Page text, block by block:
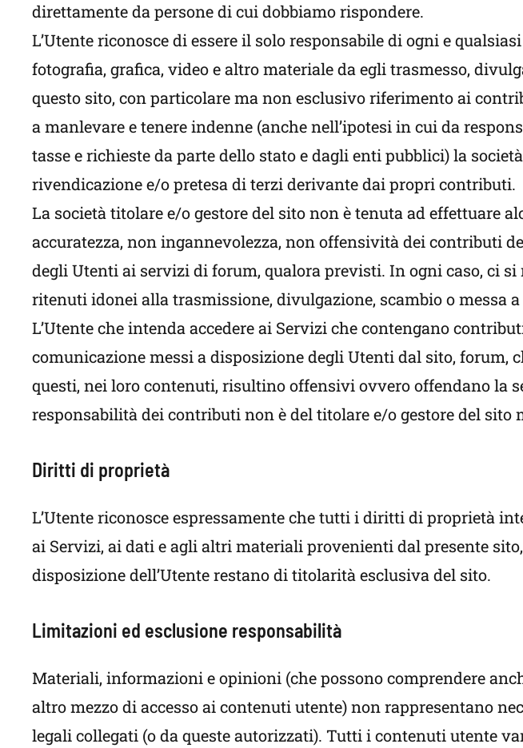
direttamente da persone di cui dobbiamo rispondere.
L’Utente riconosce di essere il solo responsabile di ogni e
fotografia, grafica, video e altro materiale da egli trasmesso,
questo sito, con particolare ma non esclusivo riferimento ai
a manlevare e tenere indenne (anche nell’ipotesi in cui da
tasse e richieste da parte dello stato e dagli enti pubblici) la
rivendicazione e/o pretesa di terzi derivante dai propri contributi.
La società titolare e/o gestore del sito non è tenuta ad effettuare
accuratezza, non ingannevolezza, non offensività dei contributi
degli Utenti ai servizi di forum, qualora previsti. In ogni caso, ci
ritenuti idonei alla trasmissione, divulgazione, scambio o messa
L’Utente che intenda accedere ai Servizi che contengano
comunicazione messi a disposizione degli Utenti dal sito, forum,
questi, nei loro contenuti, risultino offensivi ovvero offendano la
responsabilità dei contributi non è del titolare e/o gestore del sito
Diritti di proprietà
L’Utente riconosce espressamente che tutti i diritti di proprietà
ai Servizi, ai dati e agli altri materiali provenienti dal presente
disposizione dell’Utente restano di titolarità esclusiva del sito.
Limitazioni ed esclusione responsabilità
Materiali, informazioni e opinioni (che possono comprendere
altro mezzo di accesso ai contenuti utente) non rappresentano
legali collegati (o da queste autorizzati). Tutti i contenuti utente